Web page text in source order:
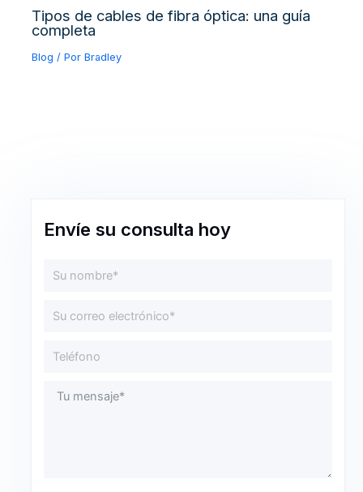
Tipos de cables de fibra óptica: una guía
completa
Blog / PorBradley
Envíe su consulta hoy